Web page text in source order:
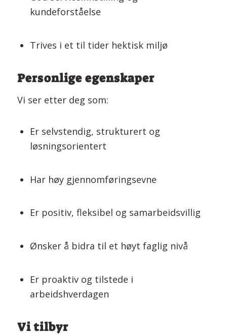
kundeforståelse
Trives i et til tider hektisk miljø
Personlige egenskaper
Vi ser etter deg som:
Er selvstendig, strukturert og
løsningsorientert
Har høy gjennomføringsevne
Er positiv, fleksibel og samarbeidsvillig
Ønsker å bidra til et høyt faglig nivå
Er proaktiv og tilstede i
arbeidshverdagen
Vi tilbyr